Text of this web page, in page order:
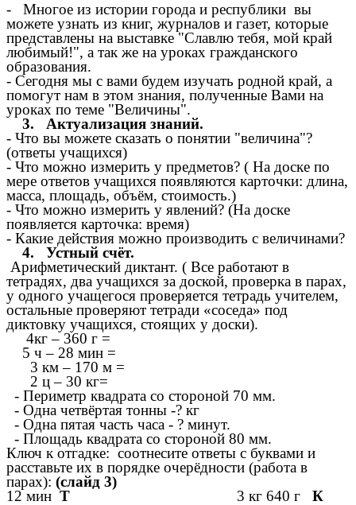
- Многое из истории города и республики вы
можете узнать из книг, журналов и газет, которые
представлены на выставке "Славлю тебя, мой край
любимый!", а так же на уроках гражданского
образования.
- Сегодня мы с вами будем изучать родной край, а
помогут нам в этом знания, полученные Вами на
уроках по теме "Величины".
3.
Актуализация знаний.
- Что вы можете сказать о понятии "величина"?
(ответы учащихся)
- Что можно измерить у предметов? ( На доске по
мере ответов учащихся появляются карточки: длина,
масса, площадь, объём, стоимость.)
- Что можно измерить у явлений? (На доске
появляется карточка: время)
- Какие действия можно производить с величинами?
4.
Устный счёт.
Арифметический диктант. ( Все работают в
тетрадях, два учащихся за доской, проверка в парах,
у одного учащегося проверяется тетрадь учителем,
остальные проверяют тетради «соседа» под
диктовку учащихся, стоящих у доски).
4кг – 360 г =
5 ч – 28 мин =
3 км – 170 м =
2 ц – 30 кг=
- Периметр квадрата со стороной 70 мм.
- Одна четвёртая тонны -? кг
- Одна пятая часть часа - ? минут.
- Площадь квадрата со стороной 80 мм.
Ключ к отгадке: соотнесите ответы с буквами и
расставьте их в порядке очерёдности (работа в
парах): (слайд 3)
12 мин Т 3 кг 640 г К